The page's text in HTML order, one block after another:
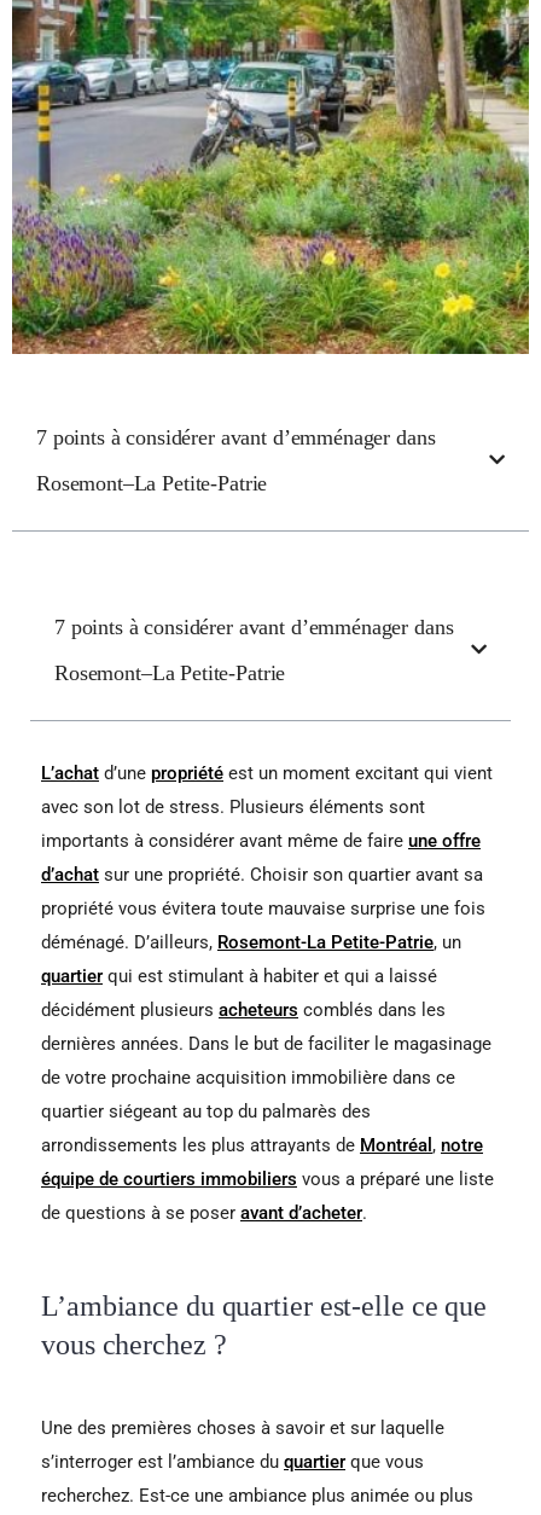
7 points à considérer avant d’emménager dans
Rosemont–La Petite-Patrie
7 points à considérer avant d’emménager dans
Rosemont–La Petite-Patrie
L’achat d’une propriété est un moment excitant qui vient
avec son lot de stress. Plusieurs éléments sont
importants à considérer avant même de faire une offre
d’achat sur une propriété. Choisir son quartier avant sa
propriété vous évitera toute mauvaise surprise une fois
déménagé. D’ailleurs, Rosemont-La Petite-Patrie, un
quartier qui est stimulant à habiter et qui a laissé
décidément plusieurs acheteurs comblés dans les
dernières années. Dans le but de faciliter le magasinage
de votre prochaine acquisition immobilière dans ce
quartier siégeant au top du palmarès des
arrondissements les plus attrayants de Montréal , notre
équipe de courtiers immobiliers vous a préparé une liste
de questions à se poser avant d’acheter.
L’ambiance du quartier est-elle ce que
vous cherchez ?
Une des premières choses à savoir et sur laquelle
s’interroger est l’ambiance du quartier que vous
recherchez. Est-ce une ambiance plus animée ou plus